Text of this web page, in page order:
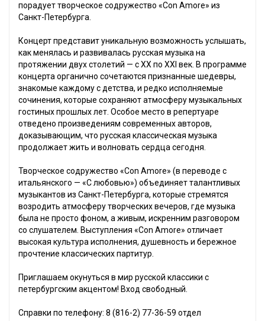
порадует творческое содружество «Con Amore» из
Санкт-Петербурга.
Концерт представит уникальную возможность услышать,
как менялась и развивалась русская музыка на
протяжении двух столетий — с XX по XXI век. В программе
концерта органично сочетаются признанные шедевры,
знакомые каждому с детства, и редко исполняемые
сочинения, которые сохраняют атмосферу музыкальных
гостиных прошлых лет. Особое место в репертуаре
отведено произведениям современных авторов,
доказывающим, что русская классическая музыка
продолжает жить и волновать сердца сегодня.
Творческое содружество «Con Amore» (в переводе с
итальянского — «С любовью») объединяет талантливых
музыкантов из Санкт-Петербурга, которые стремятся
возродить атмосферу творческих вечеров, где музыка
была не просто фоном, а живым, искренним разговором
со слушателем. Выступления «Con Amore» отличает
высокая культура исполнения, душевность и бережное
прочтение классических партитур.
Приглашаем окунуться в мир русской классики с
петербургским акцентом! Вход свободный.
Справки по телефону: 8 (816-2) 77-36-59 отдел